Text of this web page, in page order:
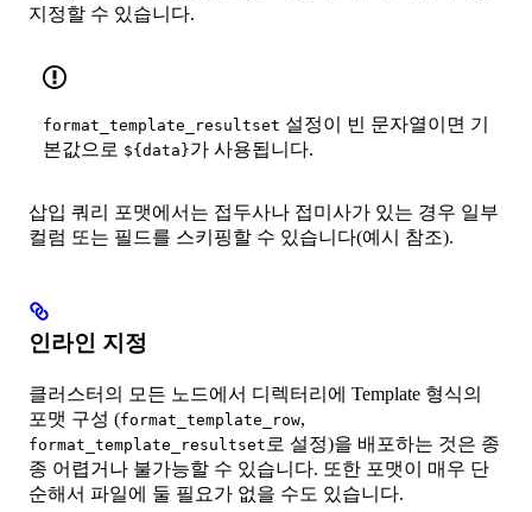
지정할 수 있습니다.
format_template_resultset 설정이 빈 문자열이면 기
본값으로 ${data}가 사용됩니다.
삽입 쿼리 포맷에서는 접두사나 접미사가 있는 경우 일부
컬럼 또는 필드를 스키핑할 수 있습니다(예시 참조).
인라인 지정
클러스터의 모든 노드에서 디렉터리에 Template 형식의
포맷 구성 (format_template_row,
format_template_resultset 로 설정)을 배포하는 것은 종
종 어렵거나 불가능할 수 있습니다. 또한 포맷이 매우 단
순해서 파일에 둘 필요가 없을 수도 있습니다.